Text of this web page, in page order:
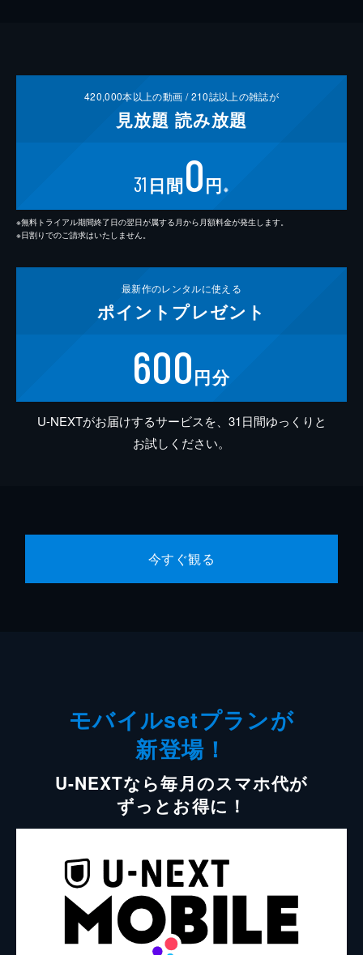
420,000本以上の動画 /210誌以上の雑誌が
見放題 読み放題
31 日間0円 ※
※無料トライアル期間終了日の翌日が属する月から月額料金が発生します。
※日割りでのご請求はいたしません。
最新作のレンタルに使える
ポイント プレゼント
600円分
U-NEXTがお届けするサービスを、31日間ゆっくりと
お試しください。
今すぐ観る
モバイルsetプランが
新登場！
U-NEXTなら毎月のスマホ代が
ずっとお得に！